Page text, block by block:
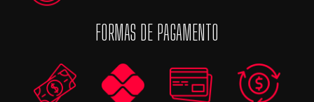
FORMAS DE PAGAMENTO